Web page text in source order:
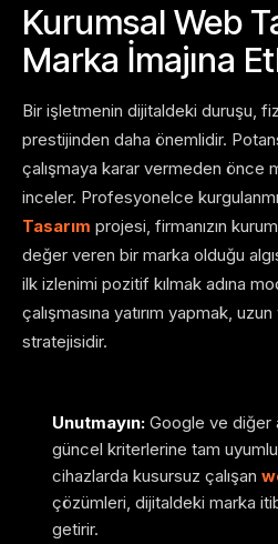
Kurumsal Web
Marka İmajına
Bir işletmenin dijitaldeki duruşu,
prestijinden daha önemlidir.
çalışmaya karar vermeden önce
inceler. Profesyonelce
Tasarım projesi, firmanızın
değer veren bir marka olduğu
ilk izlenimi pozitif kılmak adına
çalışmasına yatırım yapmak,
stratejisidir.
Unutmayın: Google ve diğer
güncel kriterlerine tam uyumlu,
cihazlarda kusursuz çalışan
çözümleri, dijitaldeki marka
getirir.